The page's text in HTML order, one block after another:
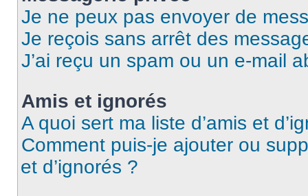
Je ne peux pas envoyer de
Je reçois sans arrêt des
J’ai reçu un spam ou un e-mail
Amis et ignorés
A quoi sert ma liste d’amis et
Comment puis-je ajouter ou
et d’ignorés ?